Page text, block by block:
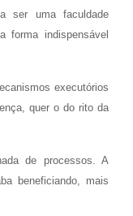
ser uma faculdade
indispensável
executórios
quer o do rito da
de processos. A
beneficiando, mais